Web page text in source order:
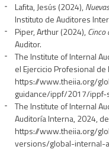
Lafita, Jesús (2024),
Instituto de Auditores
Piper, Arthur (2024),Cinco
Auditor.
The Institute of Internal
el Ejercicio Profesional
https://www.theiia.org/
guidance/ippf/2017/
The Institute of Internal
Auditoría Interna, 2024, de
https://www.theiia.org/
versions/global-internal-